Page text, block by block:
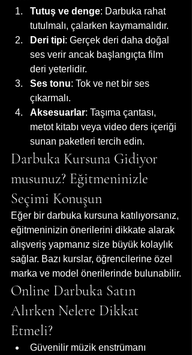
Tutuş ve denge: Darbuka rahat
tutulmalı, çalarken kaymamalıdır.
Deri tipi: Gerçek deri daha doğal
ses verir ancak başlangıçta film
deri yeterlidir.
Ses tonu: Tok ve net bir ses
çıkarmalı.
Aksesuarlar: Taşıma çantası,
metot kitabı veya video ders içeriği
sunan paketleri tercih edin.
Darbuka Kursuna Gidiyor
musunuz? Eğitmeninizle
Seçimi Konuşun
Eğer bir darbuka kursuna katılıyorsanız,
eğitmeninizin önerilerini dikkate alarak
alışveriş yapmanız size büyük kolaylık
sağlar. Bazı kurslar, öğrencilerine özel
marka ve model önerilerinde bulunabilir.
Online Darbuka Satın
Alırken Nelere Dikkat
Etmeli?
Güvenilir müzik enstrümanı